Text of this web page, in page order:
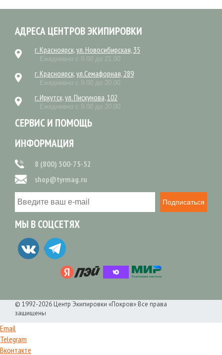
АДРЕСА ЦЕНТРОВ ЭКИПИРОВКИ
г. Красноярск, ул. Новосибирская, 35
Ежедневно с 9.00 до 21.00
г. Красноярск, ул.Семафорная, 289
Ежедневно с 9.00 до 20.00
г. Иркутск, ул. Пискунова, 102
Ежедневно с 9.00 до 20.00
СЕРВИС И ПОМОЩЬ
ИНФОРМАЦИЯ
8 (800) 500-75-52
shop@tyrmag.ru
Подписаться
МЫ В СОЦСЕТЯХ
© 1992-2026 Центр Экипировки «Покров» Все права
защищены
Email
Telegram
Вконтакте